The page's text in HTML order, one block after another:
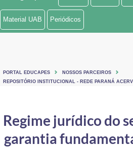
Ministério de Minas e Energia
Ministério do Turismo
Controladoria-Geral da União
Ministério da Mulher, da Família e dos Direitos
Material UAB Periódicos
PORTAL EDUCAPES
NOSSOS PARCEIROS
REPOSITÓRIO INSTITUCIONAL - REDE PARANÁ
Regime jurídico do
garantia